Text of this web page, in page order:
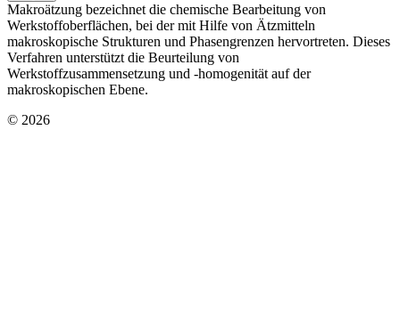
Makroätzung bezeichnet die chemische Bearbeitung von
Werkstoffoberflächen, bei der mit Hilfe von Ätzmitteln
makroskopische Strukturen und Phasengrenzen hervortreten. Dieses
Verfahren unterstützt die Beurteilung von
Werkstoffzusammensetzung und -homogenität auf der
makroskopischen Ebene.
© 2026